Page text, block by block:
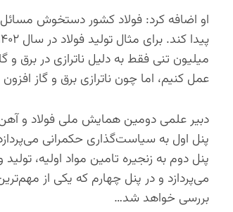
او اضافه کرد: فولاد کشور دستخوش
میلیون تنی فقط به دلیل ناترازی در
عمل کنیم، اما چون ناترازی برق و گاز
دبیر علمی دومین همایش ملی فولاد و
پنل اول به سیاست‌گذاری حکمرانی
پنل دوم به زنجیره تامین مواد اولیه،
می‌پردازد و در پنل چهارم که یکی از
بررسی خواهد شد…